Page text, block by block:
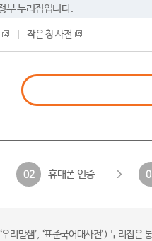
부 누리집입니다.
작은 창 사전
02 휴대폰 인증
리말샘’, ‘표준국어대사전’) 누리집